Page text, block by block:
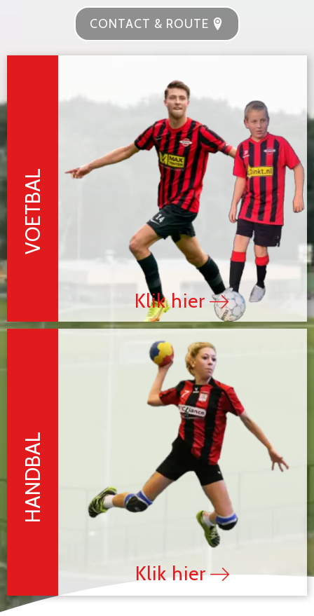
CONTACT & ROUTE
VOETBAL
Klik hier
HANDBAL
Klik hier